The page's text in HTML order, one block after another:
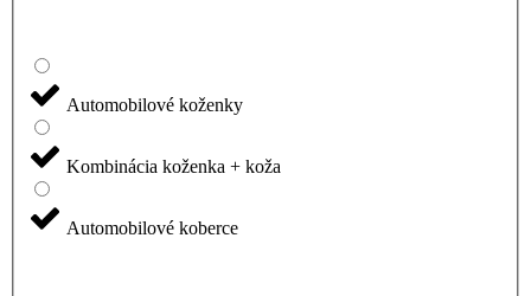
Automobilové koženky
Kombinácia koženka + koža
Automobilové koberce